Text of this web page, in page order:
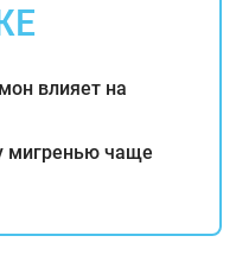
влияет на
мигренью чаще